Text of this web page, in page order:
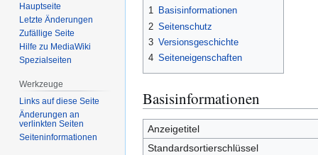
1 Basisinformationen
2 Seitenschutz
3 Versionsgeschichte
4 Seiteneigenschaften
Basisinformationen
Anzeigetitel
Standardsortierschlüssel
Hauptseite
Letzte Änderungen
Zufällige Seite
Hilfe zu MediaWiki
Spezialseiten
Werkzeuge
Links auf diese Seite
Änderungen an
verlinkten Seiten
Seiten­­informationen